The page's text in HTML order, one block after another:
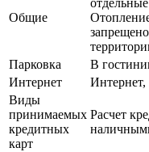
Общие
Парковка
В
Интернет
Интернет,
Виды
принимаемых
кредитных
карт
Расчет